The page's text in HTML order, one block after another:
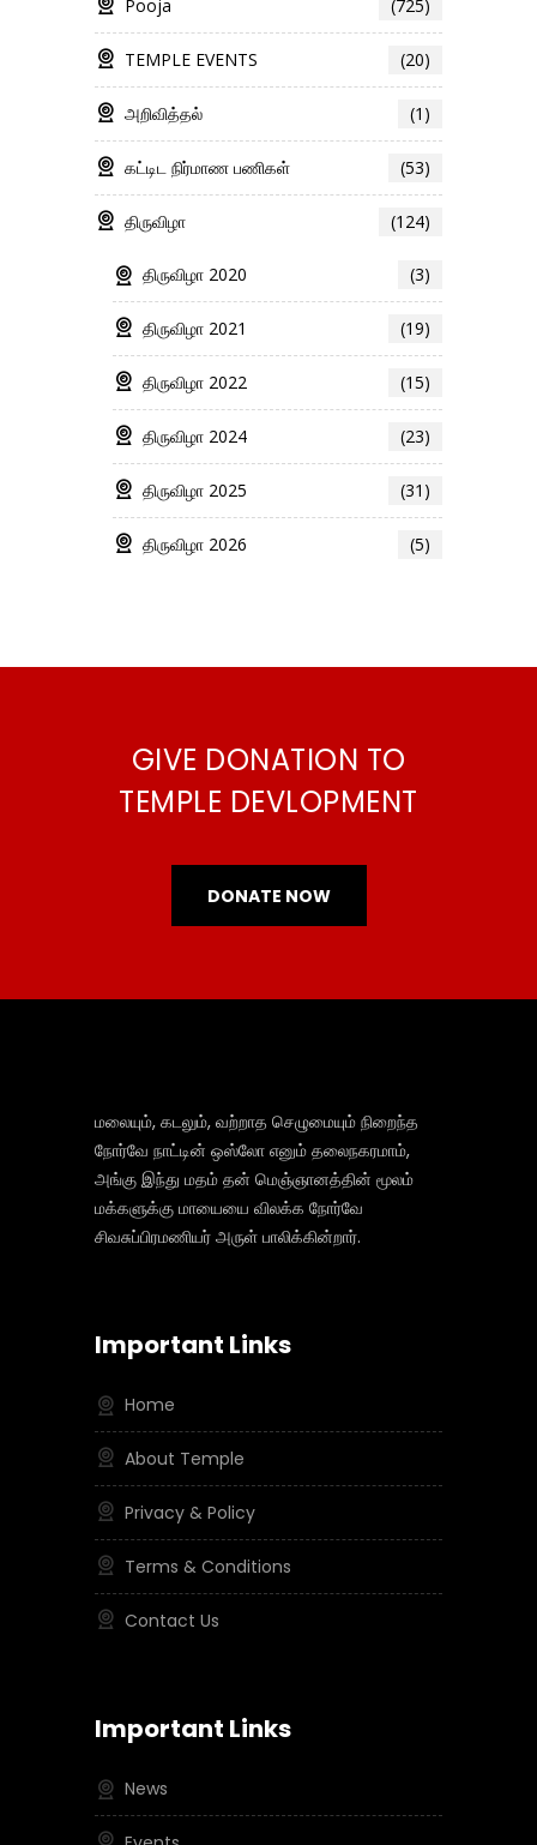
Pooja (725)
TEMPLE EVENTS (20)
அறிவித்தல் (1)
கட்டிட நிர்மாண பணிகள் (53)
திருவிழா (124)
திருவிழா 2020 (3)
திருவிழா 2021 (19)
திருவிழா 2022 (15)
திருவிழா 2024 (23)
திருவிழா 2025 (31)
திருவிழா 2026 (5)
GIVE DONATION TO
TEMPLE DEVLOPMENT
DONATE NOW
மலையும், கடலும், வற்றாத செழுமையும் நிறைந்த
நோர்வே நாட்டின் ஒஸ்லோ எனும் தலைநகரமாம்,
அங்கு இந்து மதம் தன் மெஞ்ஞானத்தின் மூலம்
மக்களுக்கு மாயையை விலக்க நோர்வே
சிவசுப்பிரமணியர் அருள் பாலிக்கின்றார்.
Important Links
Home
About Temple
Privacy & Policy
Terms & Conditions
Contact Us
Important Links
News